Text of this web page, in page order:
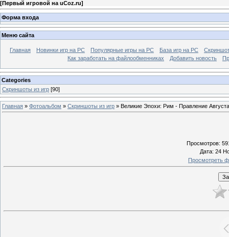
[Первый игровой на uCoz.ru]
Форма входа
Меню сайта
Главная Новинки игр на PC Популярные игры на PC База игр на РС
Как заработать на файлообменниках
Добавить новость
Categories
Скриншоты из игр [90]
Главная » Фотоальбом » Скриншоты из игр » Великие Эпохи: Рим - Правление Августа
Просмотров:
Дата: 24
Просмотреть